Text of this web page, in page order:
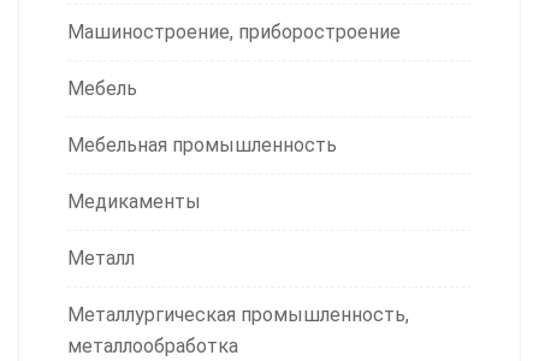
Машиностроение, приборостроение
Мебель
Мебельная промышленность
Медикаменты
Металл
Металлургическая промышленность,
металлообработка